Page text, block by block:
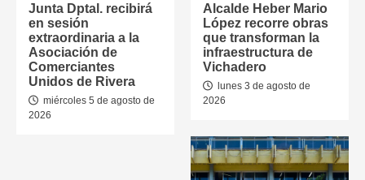
Junta Dptal. recibirá
en sesión
extraordinaria a la
Asociación de
Comerciantes
Unidos de Rivera
miércoles 5 de agosto de
2026
Alcalde Heber Mario
López recorre obras
que transforman la
infraestructura de
Vichadero
lunes 3 de agosto de
2026